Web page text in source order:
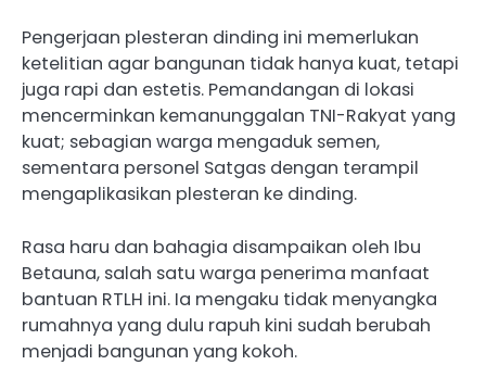
Pengerjaan plesteran dinding ini memerlukan
ketelitian agar bangunan tidak hanya kuat, tetapi
juga rapi dan estetis. Pemandangan di lokasi
mencerminkan kemanunggalan TNI-Rakyat yang
kuat; sebagian warga mengaduk semen,
sementara personel Satgas dengan terampil
mengaplikasikan plesteran ke dinding.
Rasa haru dan bahagia disampaikan oleh Ibu
Betauna, salah satu warga penerima manfaat
bantuan RTLH ini. Ia mengaku tidak menyangka
rumahnya yang dulu rapuh kini sudah berubah
menjadi bangunan yang kokoh.